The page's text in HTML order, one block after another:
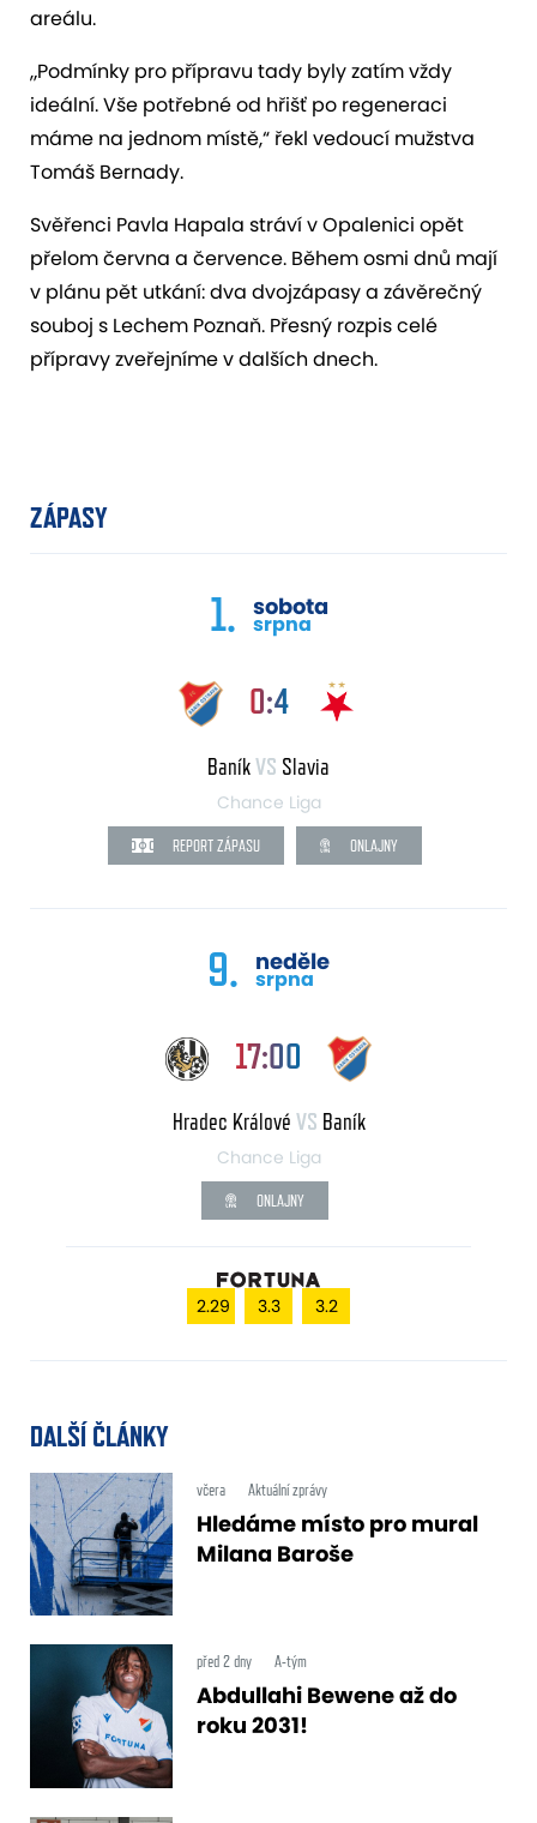
areálu.
„Podmínky pro přípravu tady byly zatím vždy
ideální. Vše potřebné od hřišť po regeneraci
máme na jednom místě,“ řekl vedoucí mužstva
Tomáš Bernady.
Svěřenci Pavla Hapala stráví v Opalenici opět
přelom června a července. Během osmi dnů mají
v plánu pět utkání: dva dvojzápasy a závěrečný
souboj s Lechem Poznaň. Přesný rozpis celé
přípravy zveřejníme v dalších dnech.
ZÁPASY
1. sobota
srpna
0:4
BaníkVS Slavia
Chance Liga
REPORT ZÁPASU ONLAJNY
9. neděle
srpna
17:00
Hradec Králové VS Baník
Chance Liga
ONLAJNY
2.29 3.3 3.2
DALŠÍ ČLÁNKY
včera Aktuální zprávy
Hledáme místo pro mural
Milana Baroše
před 2 dny A-tým
Abdullahi Bewene až do
roku 2031!